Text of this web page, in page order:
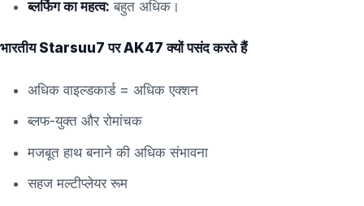
ब्लफिंग का महत्व: बहुत अधिक।
भारतीय Starsuu7 पर AK47 क्यों पसंद करते हैं
अधिक वाइल्डकार्ड = अधिक एक्शन
ब्लफ-युक्त और रोमांचक
मजबूत हाथ बनाने की अधिक संभावना
सहज मल्टीप्लेयर रूम